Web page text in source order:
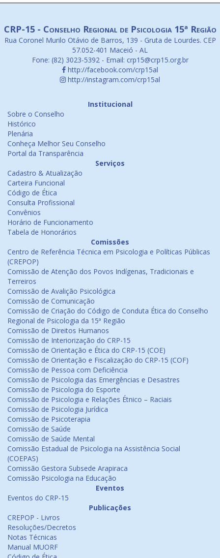
CRP-15 - Conselho Regional de Psicologia 15ª Região
Rua Coronel Murilo Otávio de Barros, 139 - Gruta de Lourdes. CEP
57.052-401 Maceió - AL
Fone: (82) 3023-5392 - Email: crp15@crp15.org.br
http://facebook.com/crp15al
http://instagram.com/crp15al
Institucional
Sobre o Conselho
Histórico
Plenária
Conheça Melhor Seu Conselho
Portal da Transparência
Serviços
Cadastro & Atualização
Carteira Funcional
Código de Ética
Consulta Profissional
Convênios
Horário de Funcionamento
Tabela de Honorários
Comissões
Centro de Referência Técnica em Psicologia e Políticas Públicas
(CREPOP)
Comissão de Atenção dos Povos Indígenas, Tradicionais e
Terreiros
Comissão de Avalição Psicológica
Comissão de Comunicação
Comissão de Criação do Código de Conduta Ética do Conselho
Regional de Psicologia da 15ª Região
Comissão de Direitos Humanos
Comissão de Interiorização do CRP-15
Comissão de Orientação e Ética do CRP-15 (COE)
Comissão de Orientação e Fiscalização do CRP-15 (COF)
Comissão de Pessoa com Deficiência
Comissão de Psicologia das Emergências e Desastres
Comissão de Psicologia do Esporte
Comissão de Psicologia e Relações Étnico – Raciais
Comissão de Psicologia Jurídica
Comissão de Psicoterapia
Comissão de Saúde
Comissão de Saúde Mental
Comissão Estadual de Psicologia na Assistência Social
(COEPAS)
Comissão Gestora Subsede Arapiraca
Comissão Psicologia na Educação
Eventos
Eventos do CRP-15
Publicações
CREPOP - Livros
Resoluções/Decretos
Notas Técnicas
Manual MUORF